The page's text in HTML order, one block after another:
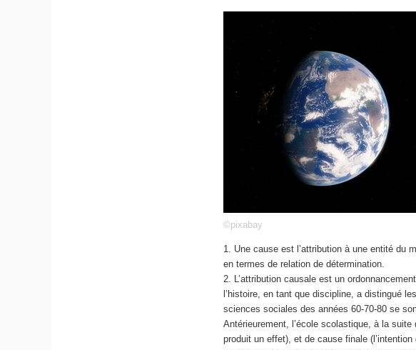
©pixabay
1. Une cause est l’attribution à une entité du
en termes de relation de détermination.
2. L’attribution causale est un
l’histoire, en tant que discipline, a distingué
sciences sociales des années 60-70-80 se
Antérieurement, l’école scolastique, à la
produit un effet), et de cause finale